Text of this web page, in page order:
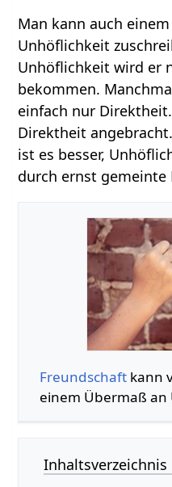
Man kann auch
Unhöflichkeit
Unhöflichkeit wird er
bekommen.
einfach nur
Direktheit
ist es besser,
durch ernst gemeinte
Freundschaftkann
einem Übermaß
Inhaltsverzeichnis